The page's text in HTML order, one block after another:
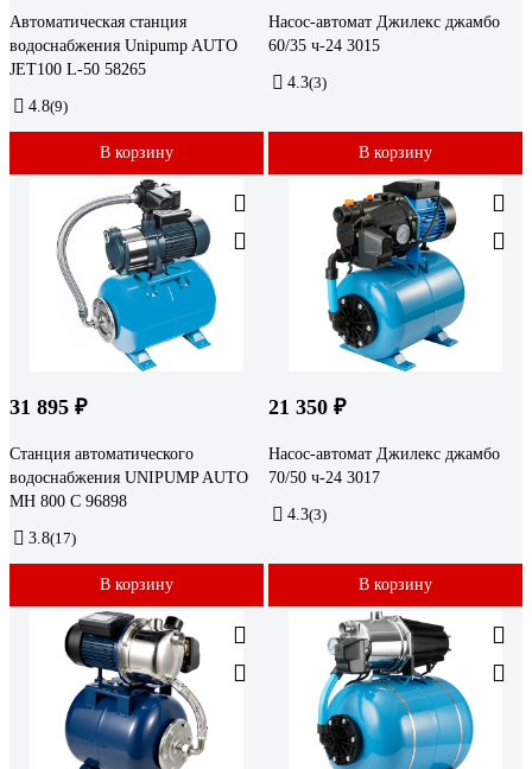
Автоматическая станция
водоснабжения Unipump AUTO
JET100 L-50 58265
4.8(9)
В корзину
Насос-автомат Джилекс джамбо
60/35 ч-24 3015
4.3(3)
В корзину
31 895 ₽
Станция автоматического
водоснабжения UNIPUMP AUTO
MH 800 С 96898
3.8(17)
В корзину
21 350 ₽
Насос-автомат Джилекс джамбо
70/50 ч-24 3017
4.3(3)
В корзину